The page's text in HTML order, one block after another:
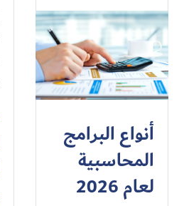
أنواع البرامج
المحاسبية
لعام 2026